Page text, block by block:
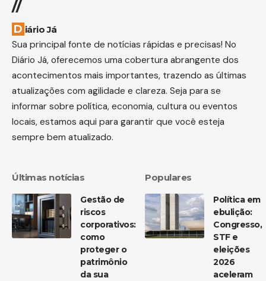
//
Diário Já
Sua principal fonte de notícias rápidas e precisas! No
Diário Já, oferecemos uma cobertura abrangente dos
acontecimentos mais importantes, trazendo as últimas
atualizações com agilidade e clareza. Seja para se
informar sobre política, economia, cultura ou eventos
locais, estamos aqui para garantir que você esteja
sempre bem atualizado.
Últimas notícias
Gestão de
riscos
corporativos:
como
proteger o
patrimônio
da sua
Populares
Política em
ebulição:
Congresso,
STF e
eleições
2026
aceleram